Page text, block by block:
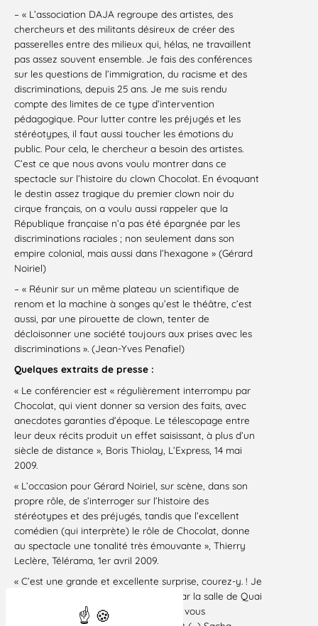
– « L’association DAJA regroupe des artistes, des
chercheurs et des militants désireux de créer des
passerelles entre des milieux qui, hélas, ne travaillent
pas assez souvent ensemble. Je fais des conférences
sur les questions de l’immigration, du racisme et des
discriminations, depuis 25 ans. Je me suis rendu
compte des limites de ce type d’intervention
pédagogique. Pour lutter contre les préjugés et les
stéréotypes, il faut aussi toucher les émotions du
public. Pour cela, le chercheur a besoin des artistes.
C’est ce que nous avons voulu montrer dans ce
spectacle sur l’histoire du clown Chocolat. En évoquant
le destin assez tragique du premier clown noir du
cirque français, on a voulu aussi rappeler que la
République française n’a pas été épargnée par les
discriminations raciales ; non seulement dans son
empire colonial, mais aussi dans l’hexagone » (Gérard
Noiriel)
– « Réunir sur un même plateau un scientifique de
renom et la machine à songes qu’est le théâtre, c’est
aussi, par une pirouette de clown, tenter de
décloisonner une société toujours aux prises avec les
discriminations ». (Jean-Yves Penafiel)
Quelques extraits de presse :
« Le conférencier est « régulièrement interrompu par
Chocolat, qui vient donner sa version des faits, avec
anecdotes garanties d’époque. Le télescopage entre
leur deux récits produit un effet saisissant, à plus d’un
siècle de distance », Boris Thiolay, L’Express, 14 mai
2009.
« L’occasion pour Gérard Noiriel, sur scène, dans son
propre rôle, de s’interroger sur l’histoire des
stéréotypes et des préjugés, tandis que l’excellent
comédien (qui interprète) le rôle de Chocolat, donne
au spectacle une tonalité très émouvante », Thierry
Leclère, Télérama, 1er avril 2009.
« C’est une grande et excellente surprise, courez-y. ! Je
ne sais pas si tout le monde tiendra car la salle de Quai
des voix est petite. Dans ce spectacle vous